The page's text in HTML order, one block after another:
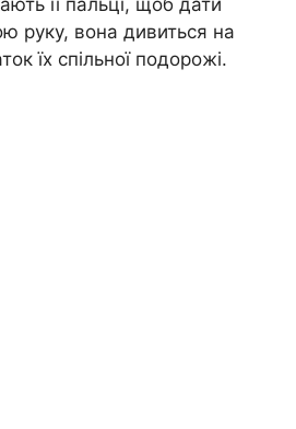
її пальці, щоб дати
руку, вона дивиться на
їх спільної подорожі.